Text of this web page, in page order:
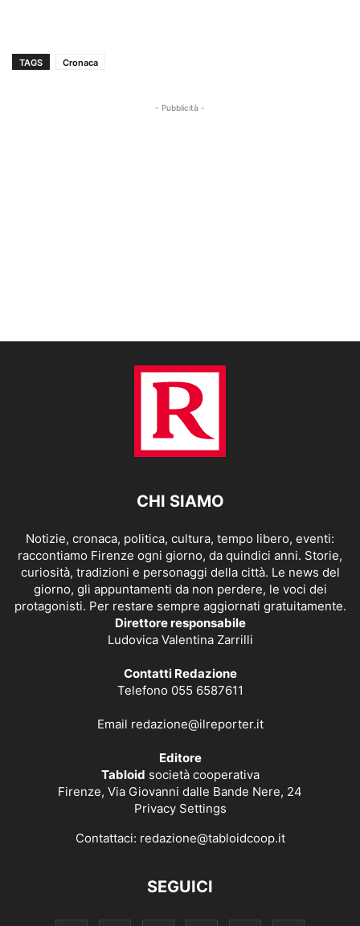
TAGS Cronaca
- Pubblicità -
CHI SIAMO
Notizie, cronaca, politica, cultura, tempo libero, eventi:
raccontiamo Firenze ogni giorno, da quindici anni. Storie,
curiosità, tradizioni e personaggi della città. Le news del
giorno, gli appuntamenti da non perdere, le voci dei
protagonisti. Per restare sempre aggiornati gratuitamente.
Direttore responsabile
Ludovica Valentina Zarrilli
Contatti Redazione
Telefono 055 6587611
Email redazione@ilreporter.it
Editore
Tabloid società cooperativa
Firenze, Via Giovanni dalle Bande Nere, 24
Privacy Settings
Contattaci: redazione@tabloidcoop.it
SEGUICI